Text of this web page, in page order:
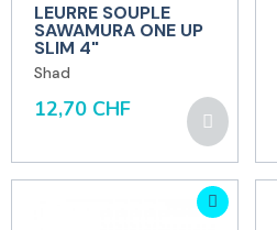
LEURRE SOUPLE
SAWAMURA ONE UP
SLIM 4"
Shad
12,70 CHF